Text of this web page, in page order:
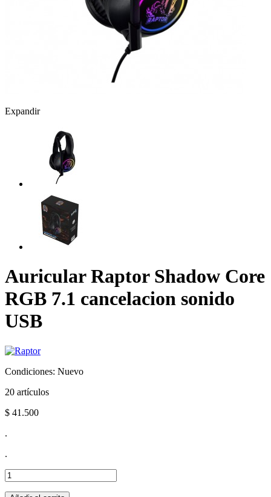
Expandir
Auricular Raptor Shadow Core
RGB 7.1 cancelacion sonido
USB
Condiciones: Nuevo
20 artículos
$ 41.500
.
.